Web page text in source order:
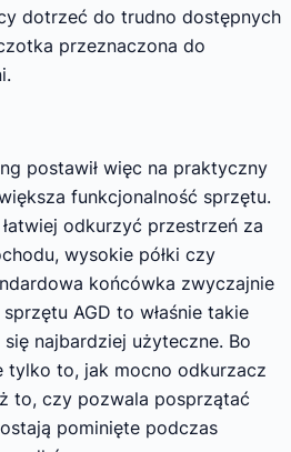
dotrzeć do trudno dostępnych
przeznaczona do
postawił więc na praktyczny
funkcjonalność sprzętu.
odkurzyć przestrzeń za
wysokie półki czy
końcówka zwyczajnie
AGD to właśnie takie
najbardziej użyteczne. Bo
tylko to, jak mocno odkurzacz
to, czy pozwala posprzątać
pominięte podczas